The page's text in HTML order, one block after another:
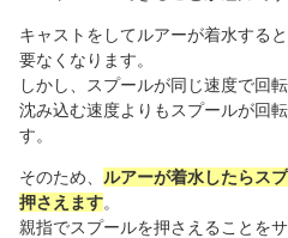
キャストをしてルアーが着水する
要なくなります。
しかし、スプールが同じ速度で回
沈み込む速度よりもスプールが回
す。
そのため、 ルアーが着水したらス
押さえます。
親指でスプールを押さえることを